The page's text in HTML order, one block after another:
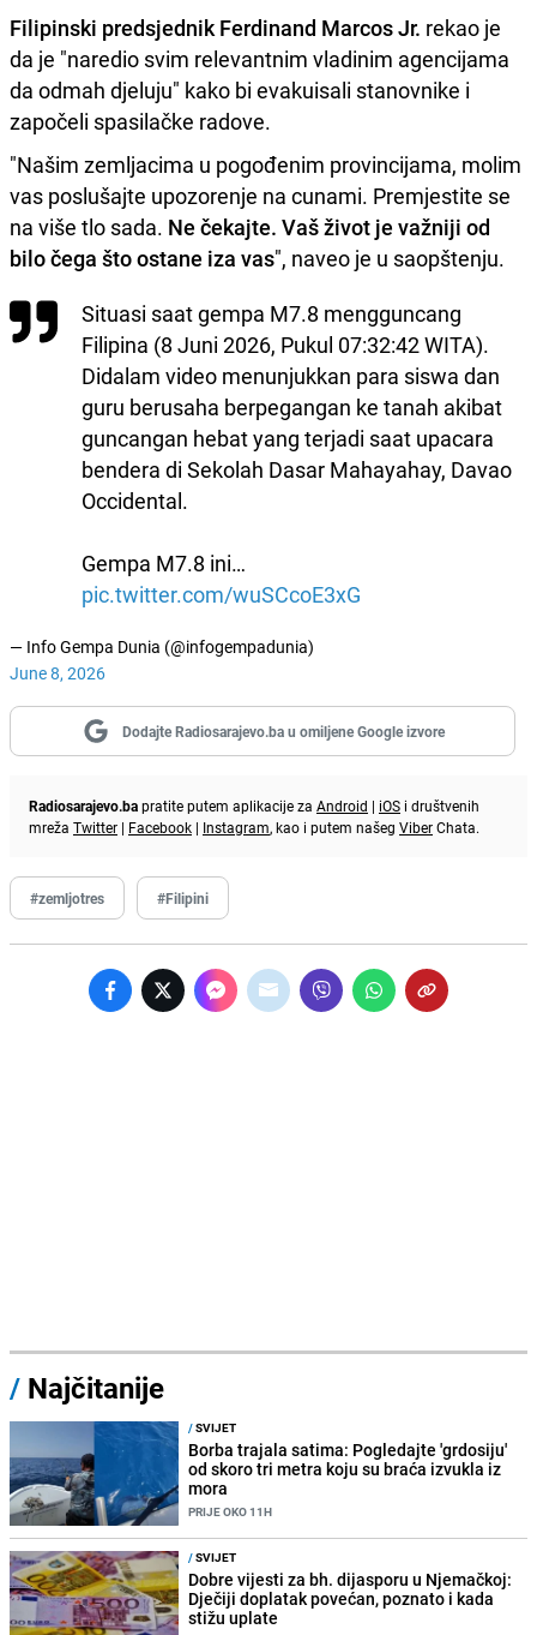
Filipinski predsjednik Ferdinand Marcos Jr. rekao je
da je "naredio svim relevantnim vladinim agencijama
da odmah djeluju" kako bi evakuisali stanovnike i
započeli spasilačke radove.
"Našim zemljacima u pogođenim provincijama, molim
vas poslušajte upozorenje na cunami. Premjestite se
na više tlo sada. Ne čekajte. Vaš život je važniji od
bilo čega što ostane iza vas", naveo je u saopštenju.
Situasi saat gempa M7.8 mengguncang
Filipina (8 Juni 2026, Pukul 07:32:42 WITA).
Didalam video menunjukkan para siswa dan
guru berusaha berpegangan ke tanah akibat
guncangan hebat yang terjadi saat upacara
bendera di Sekolah Dasar Mahayahay, Davao
Occidental.
Gempa M7.8 ini…
pic.twitter.com/wuSCcoE3xG
— Info Gempa Dunia (@infogempadunia)
June 8, 2026
Dodajte Radiosarajevo.ba u omiljene Google izvore
Radiosarajevo.bapratite putem aplikacije za Android | iOS i društvenih
mreža Twitter | Facebook | Instagram, kao i putem našeg ViberChata.
#zemljotres #Filipini
/ Najčitanije
/SVIJET
Borba trajala satima: Pogledajte 'grdosiju'
od skoro tri metra koju su braća izvukla iz
mora
PRIJE OKO 11H
/SVIJET
Dobre vijesti za bh. dijasporu u Njemačkoj:
Dječiji doplatak povećan, poznato i kada
stižu uplate